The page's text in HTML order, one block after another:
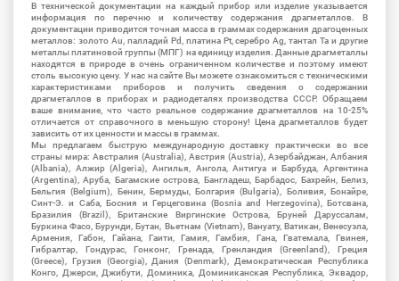
В технической документации на каждый прибор или изделие указывается
информация по перечню и количеству содержания драгметаллов. В
документации приводится точная масса в граммах содержания драгоценных
металлов: золото Au, палладий Pd, платина Pt, серебро Ag, тантал Ta и другие
металлы платиновой группы (МПГ) на единицу изделия. Данные драгметаллы
находятся в природе в очень ограниченном количестве и поэтому имеют
столь высокую цену. У нас на сайте Вы можете ознакомиться с техническими
характеристиками приборов и получить сведения о содержании
драгметаллов в приборах и радиодеталях производства СССР. Обращаем
ваше внимание, что часто реальное содержание драгметаллов на 10-25%
отличается от справочного в меньшую сторону! Цена драгметаллов будет
зависить от их ценности и массы в граммах.
Мы предлагаем быструю международную доставку практически во все
страны мира: Австралия (Australia), Австрия (Austria), Азербайджан, Албания
(Albania), Алжир (Algeria), Ангилья, Ангола, Антигуа и Барбуда, Аргентина
(Argentina), Аруба, Багамские острова, Бангладеш, Барбадос, Бахрейн, Белиз,
Бельгия (Belgium), Бенин, Бермуды, Болгария (Bulgaria), Боливия, Бонайре,
Синт-Э. и Саба, Босния и Герцеговина (Bosnia and Herzegovina), Ботсвана,
Бразилия (Brazil), Британские Виргинские Острова, Бруней Даруссалам,
Буркина Фасо, Бурунди, Бутан, Вьетнам (Vietnam), Вануату, Ватикан, Венесуэла,
Армения, Габон, Гайана, Гаити, Гамия, Гамбия, Гана, Гватемала, Гвинея,
Гибралтар, Гондурас, Гонконг, Гренада, Гренландия (Greenland), Греция
(Greece), Грузия (Georgia), Дания (Denmark), Демократическая Республика
Конго, Джерси, Джибути, Доминика, Доминиканская Республика, Эквадор,